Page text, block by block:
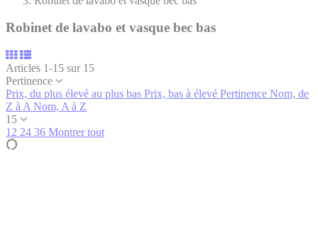
Robinet de lavabo et vasque bec bas
Articles 1-15 sur 15
Pertinence
Prix, du plus élevé au plus bas Prix, bas à élevé Pertinence Nom, de
Z à A Nom, A à Z
15
12 24 36 Montrer tout